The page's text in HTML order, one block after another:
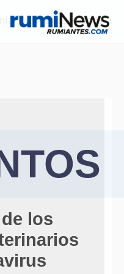
"paises" asociados a
los